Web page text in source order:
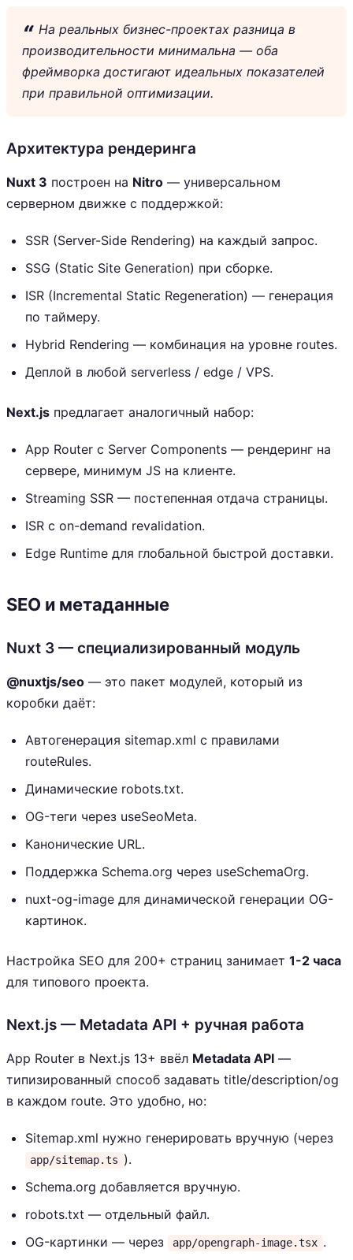
На реальных бизнес-проектах разница в
производительности минимальна — оба
фреймворка достигают идеальных показателей
при правильной оптимизации.
Архитектура рендеринга
Nuxt 3 построен на Nitro — универсальном
серверном движке с поддержкой:
SSR (Server-Side Rendering) на каждый запрос.
SSG (Static Site Generation) при сборке.
ISR (Incremental Static Regeneration) — генерация
по таймеру.
Hybrid Rendering — комбинация на уровне routes.
Деплой в любой serverless / edge / VPS.
Next.js предлагает аналогичный набор:
App Router с Server Components — рендеринг на
сервере, минимум JS на клиенте.
Streaming SSR — постепенная отдача страницы.
ISR с on-demand revalidation.
Edge Runtime для глобальной быстрой доставки.
SEO и метаданные
Nuxt 3 — специализированный модуль
@nuxtjs/seo — это пакет модулей, который из
коробки даёт:
Автогенерация sitemap.xml с правилами
routeRules.
Динамические robots.txt.
OG-теги через useSeoMeta.
Канонические URL.
Поддержка Schema.org через useSchemaOrg.
nuxt-og-image для динамической генерации OG-
картинок.
Настройка SEO для 200+ страниц занимает 1-2 часа
для типового проекта.
Next.js — Metadata API + ручная работа
App Router в Next.js 13+ ввёл Metadata API —
типизированный способ задавать title/description/og
в каждом route. Это удобно, но:
Sitemap.xml нужно генерировать вручную (через
app/sitemap.ts ).
Schema.org добавляется вручную.
robots.txt — отдельный файл.
OG-картинки — через
app/opengraph-image.tsx .